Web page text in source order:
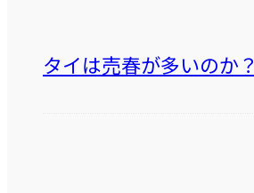
タイは売春が多いのか？